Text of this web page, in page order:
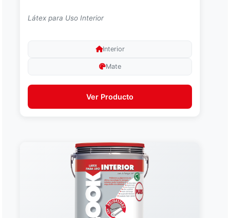
Látex para Uso Interior
Interior
Mate
Ver Producto